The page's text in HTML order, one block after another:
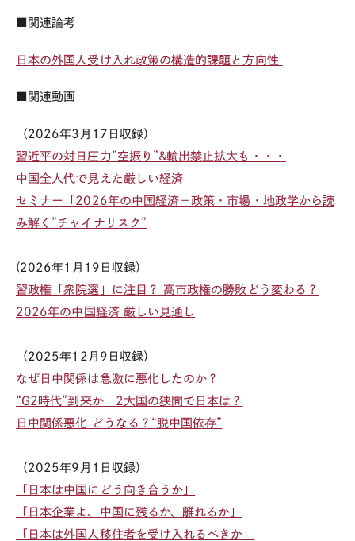
■関連論考
日本の外国人受け入れ政策の構造的課題と方向性
■関連動画
（ 2026年3月17 日収録）
習近平の対日圧力”空振り”&輸出禁止拡大も・・・
中国全人代で見えた厳しい経済
セミナー「2026年の中国経済－政策・市場・地政学から読
み解く”チャイナリスク”
(2026年1月19 日収録）
習政権「衆院選」に注目？ 高市政権の勝敗どう変わる？
2026年の中国経済 厳しい見通し
（ 2025年12月9 日収録）
なぜ日中関係は急激に悪化したのか？
“G2時代”到来か 2大国の狭間で日本は？
日中関係悪化 どうなる？“脱中国依存”
（ 2025年9 月 1 日収録）
「日本は中国にどう向き合うか」
「日本企業よ、中国に残るか、離れるか」
「日本は外国人移住者を受け入れるべきか」